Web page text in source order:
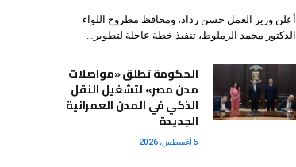
أعلن وزير العمل حسن رداد، ومحافظ مطروح اللواء
الدكتور محمد الزملوط، تنفيذ خطة عاجلة لتطوير…
الحكومة تطلق «مواصلات
مدن مصر» لتشغيل النقل
الذكي في المدن العمرانية
الجديدة
5 أغسطس، 2026